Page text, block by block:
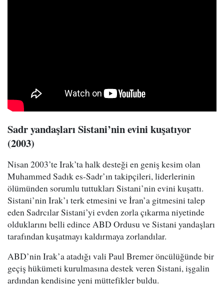
Sadr yandaşları Sistani’nin evini kuşatıyor
(2003)
Nisan 2003’te Irak’ta halk desteği en geniş kesim olan
Muhammed Sadık es-Sadr’ın takipçileri, liderlerinin
ölümünden sorumlu tuttukları Sistani’nin evini kuşattı.
Sistani’nin Irak’ı terk etmesini ve İran’a gitmesini talep
eden Sadrcılar Sistani’yi evden zorla çıkarma niyetinde
olduklarını belli edince ABD Ordusu ve Sistani yandaşları
tarafından kuşatmayı kaldırmaya zorlandılar.
ABD’nin Irak’a atadığı vali Paul Bremer öncülüğünde bir
geçiş hükümeti kurulmasına destek veren Sistani, işgalin
ardından kendisine yeni müttefikler buldu.